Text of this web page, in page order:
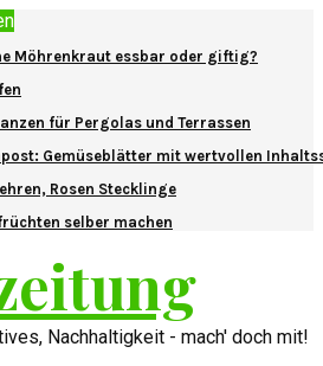
Möhrenkraut essbar oder giftig?
für Pergolas und Terrassen
Gemüseblätter mit wertvollen
Rosen Stecklinge
selber machen
Nachhaltigkeit - mach' doch mit!